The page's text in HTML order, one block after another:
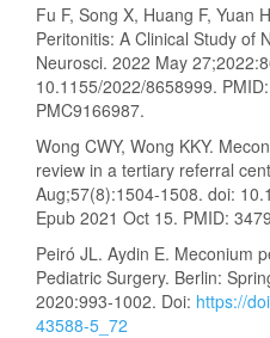
Fu F, Song X, Huang F, Yuan
Peritonitis: A Clinical Study of
Neurosci. 2022 May
10.1155/2022/8658999.
PMC9166987.
Wong CWY, Wong KKY.
review in a tertiary referral
Aug;57(8):1504-1508. doi:
Epub 2021 Oct 15. PMID:
Peiró JL. Aydin E. Meconium
Pediatric Surgery. Berlin:
2020:993-1002. Doi: https://
43588-5_72